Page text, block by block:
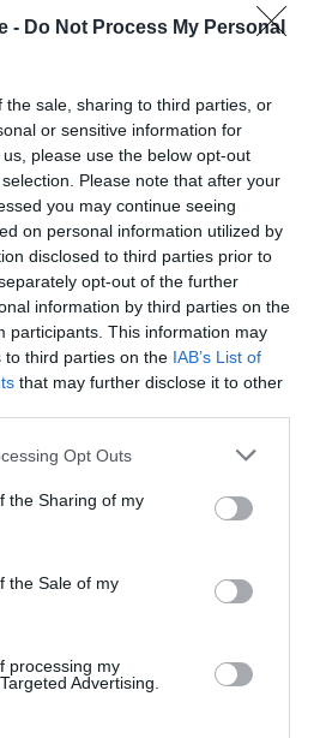
- Do Not Process My Personal
the sale, sharing to third parties, or
or sensitive information for
please use the below opt-out
Please note that after your
you may continue seeing
on personal information utilized by
disclosed to third parties prior to
opt-out of the further
information by third parties on the
participants. This information may
to third parties on the IAB’s List of
that may further disclose it to other
Opt Outs
the Sharing of my
the Sale of my
processing my
Advertising.